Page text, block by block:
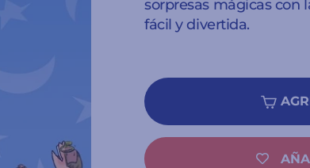
sorpresas mágicas con
fácil y divertida.